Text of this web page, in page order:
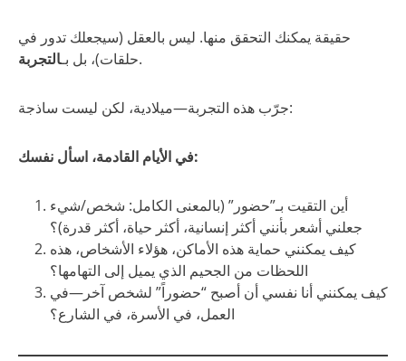
حقيقة يمكنك التحقق منها. ليس بالعقل (سيجعلك تدور في
حلقات)، بل بـالتجربة .
جرّب هذه التجربة—ميلادية، لكن ليست ساذجة:
في الأيام القادمة، اسأل نفسك:
أين التقيت بـ”حضور” (بالمعنى الكامل: شخص/شيء
جعلني أشعر بأنني أكثر إنسانية، أكثر حياة، أكثر قدرة)؟
كيف يمكنني حماية هذه الأماكن، هؤلاء الأشخاص، هذه
اللحظات من الجحيم الذي يميل إلى التهامها؟
كيف يمكنني أنا نفسي أن أصبح “حضوراً” لشخص آخر—في
العمل، في الأسرة، في الشارع؟